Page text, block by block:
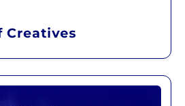
Creatives